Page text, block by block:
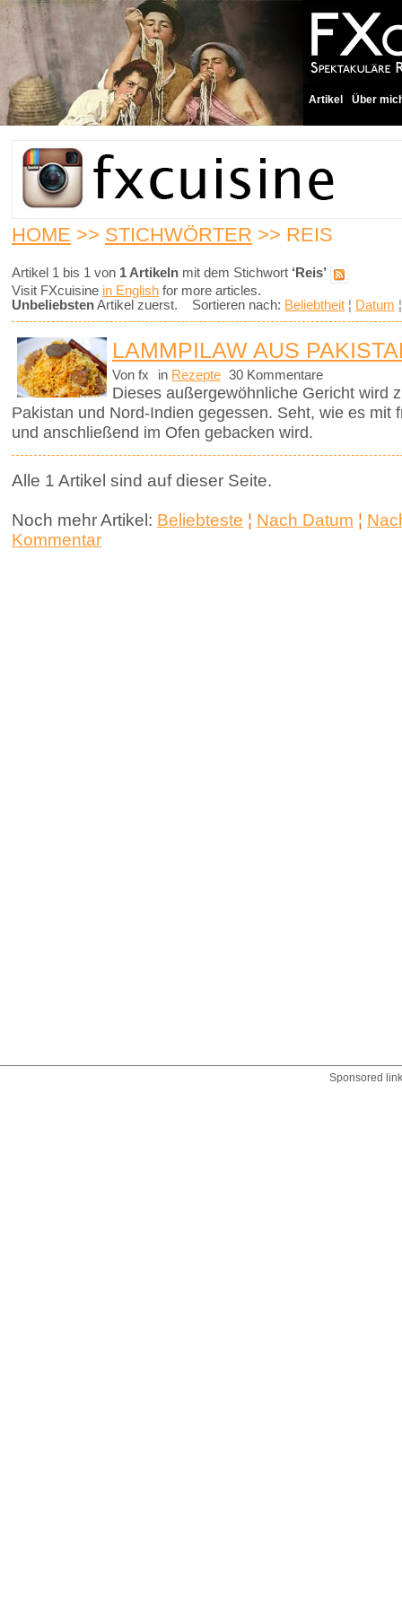
Artikel Über
HOME >> STICHWÖRTER >> REIS
Artikel 1 bis 1 von 1 Artikeln mit dem Stichwort ‘Reis’
Visit FXcuisine in English for more articles.
UnbeliebstenArtikel zuerst. Sortieren nach: Beliebtheit ¦ Datum
LAMMPILAW AUS
Von fx in Rezepte 30 Kommentare
Dieses außergewöhnliche Gericht wird
Pakistan und Nord-Indien gegessen. Seht, wie es mit
und anschließend im Ofen gebacken wird.
Alle 1 Artikel sind auf dieser Seite.
Noch mehr Artikel: Beliebteste ¦ Nach Datum ¦
Kommentar
Sponsored